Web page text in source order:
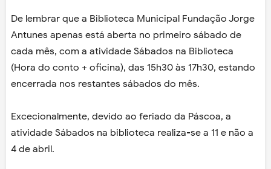
De lembrar que a Biblioteca Municipal Fundação Jorge
Antunes apenas está aberta no primeiro sábado de
cada mês, com a atividade Sábados na Biblioteca
(Hora do conto + oficina), das 15h30 às 17h30, estando
encerrada nos restantes sábados do mês.
Excecionalmente, devido ao feriado da Páscoa, a
atividade Sábados na biblioteca realiza-se a 11 e não a
4 de abril.